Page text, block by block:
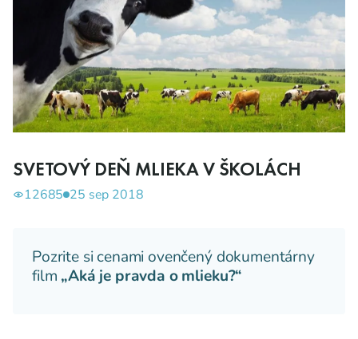
SVETOVÝ DEŇ MLIEKA V ŠKOLÁCH
12685 25 sep 2018
Pozrite si cenami ovenčený dokumentárny
film „Aká je pravda o mlieku?“